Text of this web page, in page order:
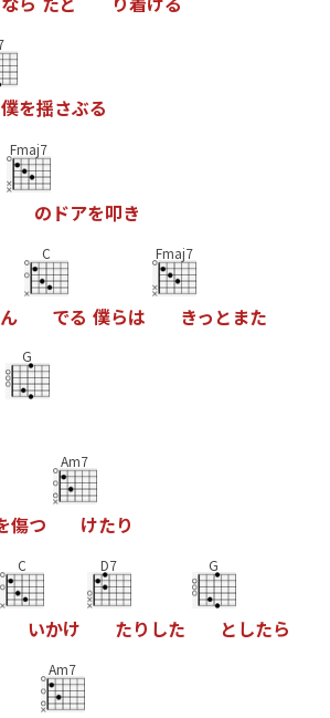
僕を揺さぶる
Fmaj7
の ドアを叩き
ん
C
でる 僕らは
Fmaj7
きっ と また
G
傷つ
Am7
けたり
C
いかけ
D7
たり した
G
と したら
Am7